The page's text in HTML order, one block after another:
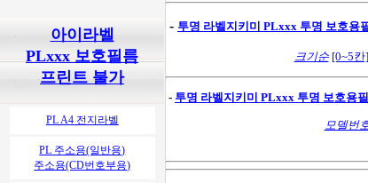
아이라벨
PLxxx 보호필름
프린트 불가
PL A4 전지라벨
PL 주소용(일반용)
주소용(CD번호부용)
- 투명 라벨지키미 PLxxx 투명 보호용
크기순 [0~5칸]
- 투명 라벨지키미 PLxxx 투명 보호용
모델번